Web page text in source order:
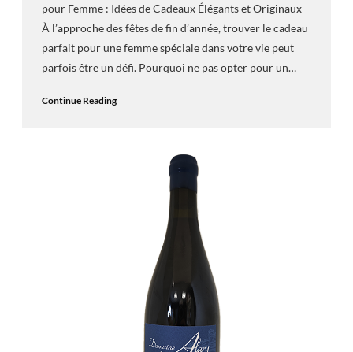
pour Femme : Idées de Cadeaux Élégants et Originaux
À l’approche des fêtes de fin d’année, trouver le cadeau
parfait pour une femme spéciale dans votre vie peut
parfois être un défi. Pourquoi ne pas opter pour un…
Continue Reading